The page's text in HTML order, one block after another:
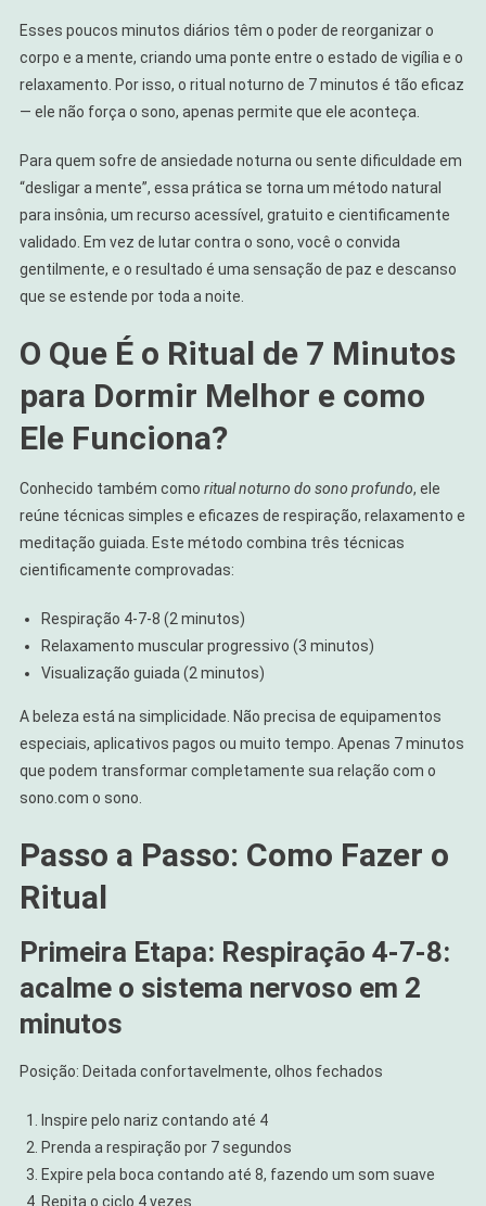
Esses poucos minutos diários têm o poder de reorganizar o
corpo e a mente, criando uma ponte entre o estado de vigília e o
relaxamento. Por isso, o ritual noturno de 7 minutos é tão eficaz
— ele não força o sono, apenas permite que ele aconteça.
Para quem sofre de ansiedade noturna ou sente dificuldade em
“desligar a mente”, essa prática se torna um método natural
para insônia, um recurso acessível, gratuito e cientificamente
validado. Em vez de lutar contra o sono, você o convida
gentilmente, e o resultado é uma sensação de paz e descanso
que se estende por toda a noite.
O Que É o Ritual de 7 Minutos
para Dormir Melhor e como
Ele Funciona?
Conhecido também como ritual noturno do sono profundo, ele
reúne técnicas simples e eficazes de respiração, relaxamento e
meditação guiada. Este método combina três técnicas
cientificamente comprovadas:
Respiração 4-7-8 (2 minutos)
Relaxamento muscular progressivo (3 minutos)
Visualização guiada (2 minutos)
A beleza está na simplicidade. Não precisa de equipamentos
especiais, aplicativos pagos ou muito tempo. Apenas 7 minutos
que podem transformar completamente sua relação com o
sono.com o sono.
Passo a Passo: Como Fazer o
Ritual
Primeira Etapa: Respiração 4-7-8:
acalme o sistema nervoso em 2
minutos
Posição: Deitada confortavelmente, olhos fechados
Inspire pelo nariz contando até 4
Prenda a respiração por 7 segundos
Expire pela boca contando até 8, fazendo um som suave
Repita o ciclo 4 vezes